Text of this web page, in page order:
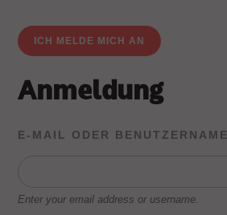
ICH MELDE MICH AN
Anmeldung
E-MAIL ODER BENUTZERNAME
Enter your email address or username.